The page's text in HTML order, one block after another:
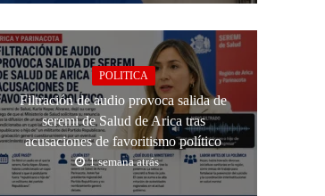
POLITICA
Filtración de audio provoca salida de
seremi de Salud de Arica tras
acusaciones de favoritismo político
1 semana atrás